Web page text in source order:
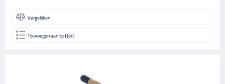
Vergelijken
Toevoegen aan lijst(en)